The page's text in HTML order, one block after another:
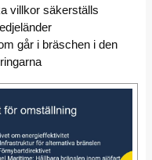
villkor säkerställs
går i bräschen i den